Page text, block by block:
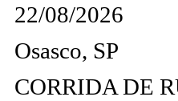
22/08/2026
Osasco, SP
CORRIDA DE